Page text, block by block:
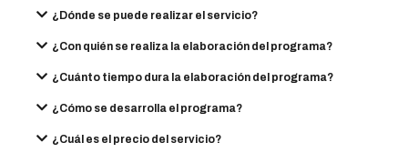
¿Dónde se puede realizar el servicio?
¿Con quién se realiza la elaboración del programa?
¿Cuánto tiempo dura la elaboración del programa?
¿Cómo se desarrolla el programa?
¿Cuál es el precio del servicio?